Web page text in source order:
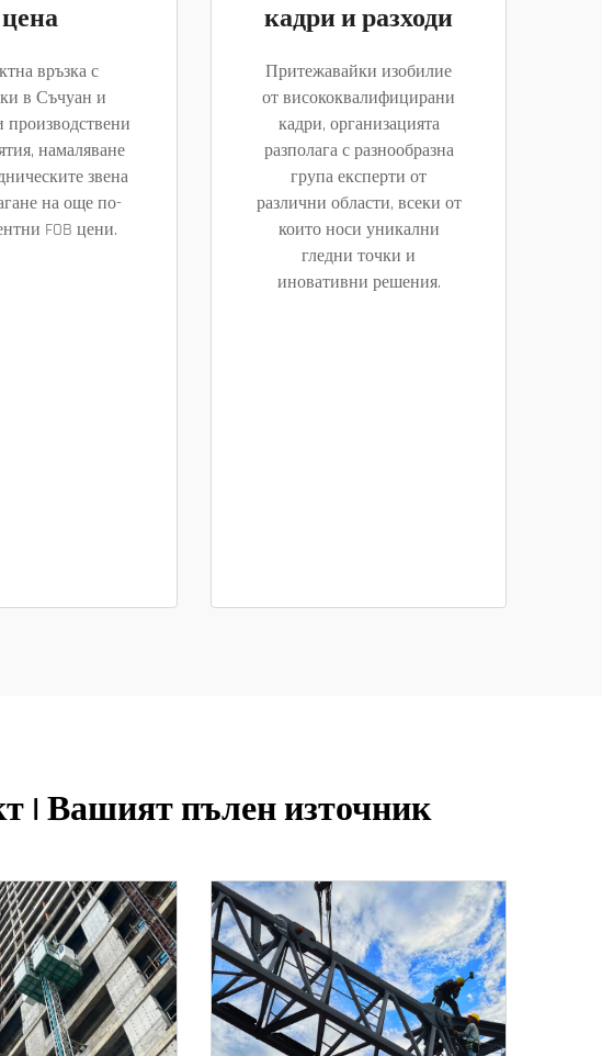
цена
връзка с
в Съчуан и
намаляване
звена
на още по-
FOB цени.
кадри и разходи
Притежавайки изобилие
от висококвалифицирани
кадри, организацията
разполага с разнообразна
група експерти от
различни области, всеки от
които носи уникални
гледни точки и
иновативни решения.
| Вашият пълен източник